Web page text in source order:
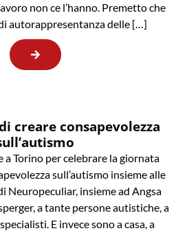
non ce l’hanno. Premetto che
autorappresentanza delle […]
creare consapevolezza
a Torino per celebrare la giornata
sull’autismo insieme alle
Neuropeculiar, insieme ad Angsa
a tante persone autistiche, a
E invece sono a casa, a